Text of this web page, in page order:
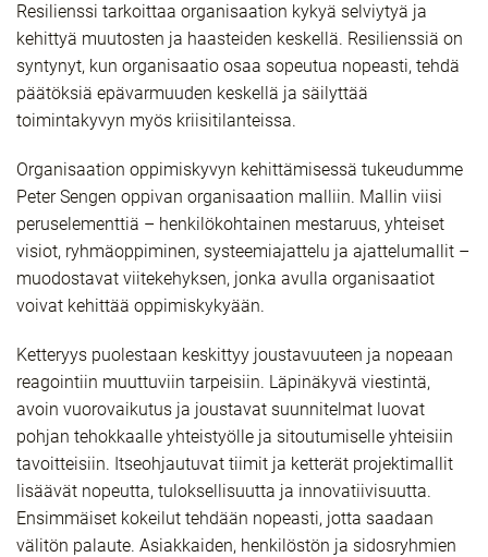
Resilienssi tarkoittaa organisaation kykyä selviytyä ja
kehittyä muutosten ja haasteiden keskellä. Resilienssiä on
syntynyt, kun organisaatio osaa sopeutua nopeasti, tehdä
päätöksiä epävarmuuden keskellä ja säilyttää
toimintakyvyn myös kriisitilanteissa.
Organisaation oppimiskyvyn kehittämisessä tukeudumme
Peter Sengen oppivan organisaation malliin. Mallin viisi
peruselementtiä – henkilökohtainen mestaruus, yhteiset
visiot, ryhmäoppiminen, systeemiajattelu ja ajattelumallit –
muodostavat viitekehyksen, jonka avulla organisaatiot
voivat kehittää oppimiskykyään.
Ketteryys puolestaan keskittyy joustavuuteen ja nopeaan
reagointiin muuttuviin tarpeisiin. Läpinäkyvä viestintä,
avoin vuorovaikutus ja joustavat suunnitelmat luovat
pohjan tehokkaalle yhteistyölle ja sitoutumiselle yhteisiin
tavoitteisiin. Itseohjautuvat tiimit ja ketterät projektimallit
lisäävät nopeutta, tuloksellisuutta ja innovatiivisuutta.
Ensimmäiset kokeilut tehdään nopeasti, jotta saadaan
välitön palaute. Asiakkaiden, henkilöstön ja sidosryhmien